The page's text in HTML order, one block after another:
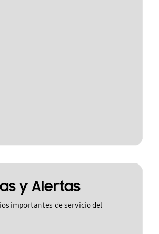
y Alertas
importantes de servicio del